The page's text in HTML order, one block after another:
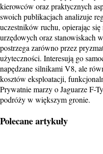
kierowców oraz praktycznych
swoich publikacjach analizuje
uczestników ruchu, opierając
urzędowych oraz stanowiskach
postrzega zarówno przez
użyteczności. Interesują go
napędzane silnikami V8, ale
kosztów eksploatacji,
Prywatnie marzy o Jaguarze F-
podróży w większym gronie.
Polecane artykuły